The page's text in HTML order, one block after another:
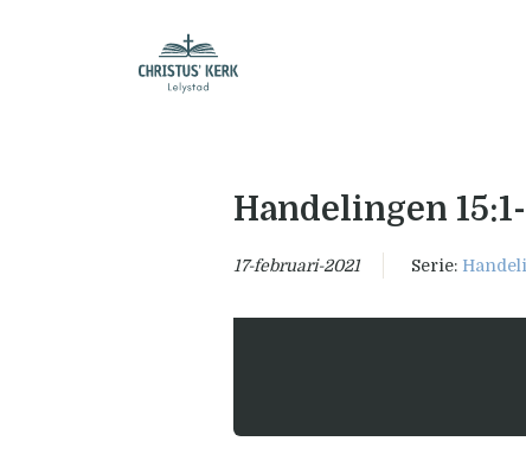
Handelingen
17-februari-2021 Serie: